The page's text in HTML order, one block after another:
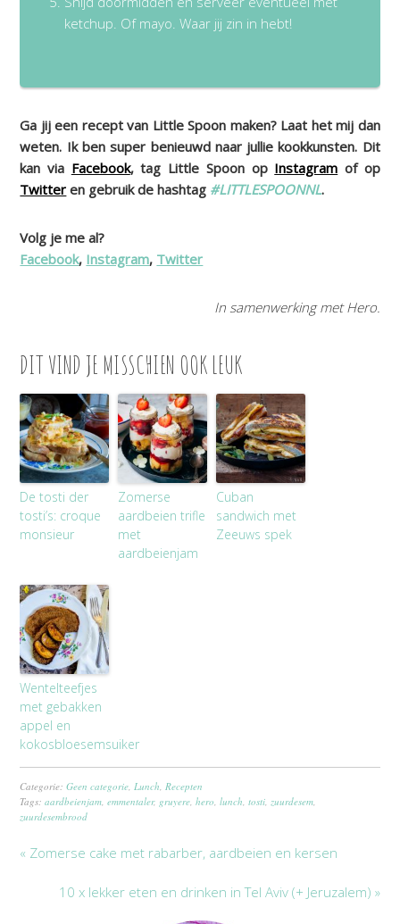
ketchup. Of mayo. Waar jij zin in hebt!
Ga jij een recept van Little Spoon maken? Laat het mij dan
weten. Ik ben super benieuwd naar jullie kookkunsten. Dit
kan via Facebook, tag Little Spoon op Instagram of op
Twitter en gebruik de hashtag #LITTLESPOONNL.
Volg je me al?
Facebook, Instagram, Twitter
In samenwerking met Hero.
DIT VIND JE MISSCHIEN OOK LEUK
De tosti der
tosti’s: croque
monsieur
Zomerse
aardbeien trifle
met
aardbeienjam
Cuban
sandwich met
Zeeuws spek
Wentelteefjes
met gebakken
appel en
kokosbloesemsuiker
Categorie:Geen categorie,Lunch,Recepten
Tags:aardbeienjam,emmentaler, gruyere,hero,lunch,tosti,zuurdesem,
zuurdesembrood
« Zomerse cake met rabarber, aardbeien en kersen
10 x lekker eten en drinken in Tel Aviv (+ Jeruzalem) »